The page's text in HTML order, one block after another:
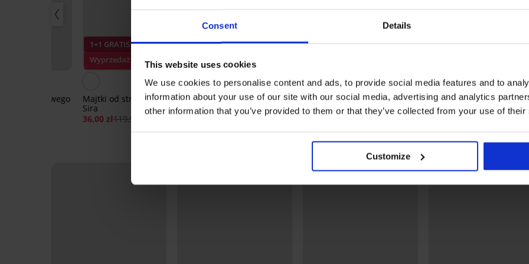
Consent Details
This website uses cookies
We use cookies to personalise content and ads, to provide social media features and to
information about your use of our site with our social media, advertising and analytics
other information that you’ve provided to them or that they’ve collected from your use of
Customize
kąpielowego
1+1 GRATIS
Wyprzedaż
5
Majtki od stroju kąpielowego
Sira
36,00 zł119,99 zł
1+1 GRATIS
Wyprzedaż
Majtki od stroju kąpielowego
Lara Pink
55,80 zł
185,99 zł
1+1 GRATIS
5
Biustonosz od stroju
kąpielowego Splash Blue
306,99 zł
1+1 GRATIS
Majtki od stroju
Miquela
33,60 zł
Odkryj podobne produkty
LIMITED